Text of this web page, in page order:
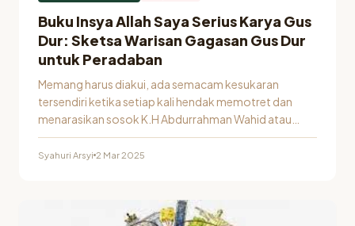
Buku Insya Allah Saya Serius Karya Gus
Dur: Sketsa Warisan Gagasan Gus Dur
untuk Peradaban
Memang harus diakui, ada semacam kesukaran
tersendiri ketika setiap kali hendak memotret dan
menarasikan sosok K.H Abdurrahman Wahid atau
yang lebih kita kenal dengan panggilan Gus Dur dan…
Syahuri Arsyi 2 Mar 2025